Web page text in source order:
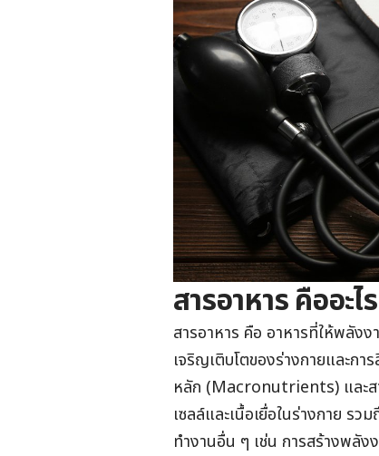
สารอาหาร คืออะไร
สารอาหาร คือ อาหารที่ให้พลังง
เจริญเติบโตของร่างกายและก
หลัก (Macronutrients) และ
เซลล์และเนื้อเยื่อในร่างกาย ร
ทำงานอื่น ๆ เช่น การสร้างพลัง